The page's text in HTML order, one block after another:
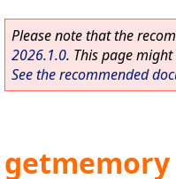
Please note that the
2026.1.0. This page
See the recommended
getmemory